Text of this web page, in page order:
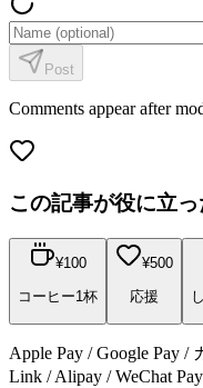
Post
Comments appear after
この記事が役に立
¥100
コーヒー1杯
¥500
応援
Apple Pay / Google Pay /
Link / Alipay / WeChat